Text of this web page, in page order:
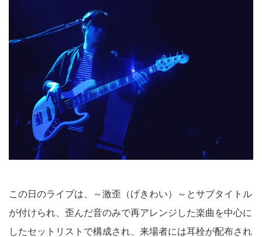
この日のライブは、～激歪（げきわい）～とサブタイトル
が付けられ、歪んだ音のみで再アレンジした楽曲を中心に
したセットリストで構成され、来場者には耳栓が配布され